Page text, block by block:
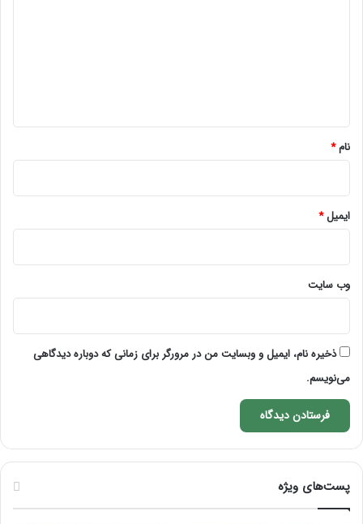
نام*
ایمیل*
وب‌ سایت
ذخیره نام، ایمیل و وبسایت من در مرورگر برای زمانی که دوباره دیدگاهی
می‌نویسم.
پست‌های ویژه